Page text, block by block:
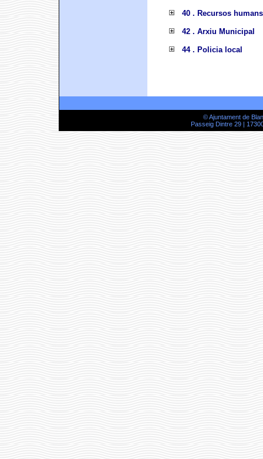
40 . Recursos humans
42 . Arxiu Municipal
44 . Policia local
© Ajuntament de
Passeig Dintre 29 |